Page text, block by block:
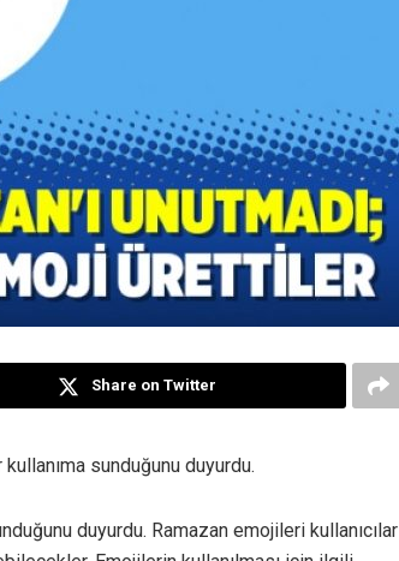
Share on Twitter
sunduğunu duyurdu.
duyurdu. Ramazan emojileri kullanıcılar